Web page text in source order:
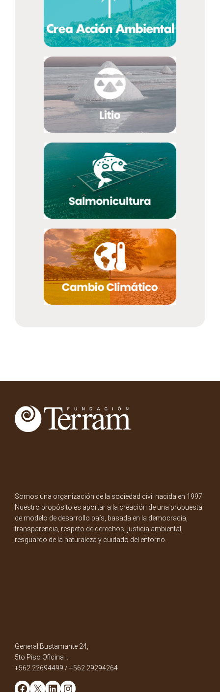
Somos una organización de la sociedad civil nacida en 1997.
Nuestro propósito es aportar a la creación de una propuesta
de modelo de desarrollo país, basada en la democracia,
transparencia, respeto de derechos, justicia ambiental,
resguardo de la naturaleza y cuidado del entorno.
General Bustamante 24,
5to Piso Oficina i.
+562 22694499 / +562 29294264